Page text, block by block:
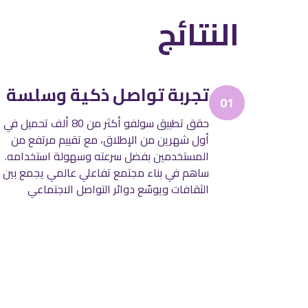
النتائج
01 تجربة تواصل ذكية وسلسة
حقق تطبيق سولفو أكثر من 80 ألف تحميل في
أول شهرين من الإطلاق، مع تقييم مرتفع من
المستخدمين بفضل سرعته وسهولة استخدامه.
ساهم في بناء مجتمع تفاعلي عالمي يجمع بين
الثقافات ويوسّع دوائر التواصل الاجتماعي